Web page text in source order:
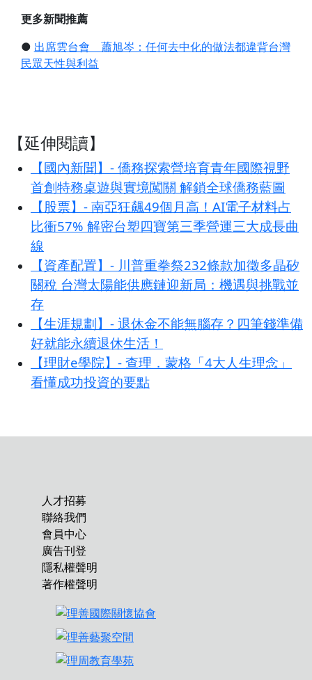
更多新聞推薦
● 出席雲台會 蕭旭岑：任何去中化的做法都違背台灣
民眾天性與利益
【延伸閱讀】
【國內新聞】- 僑務探索營培育青年國際視野
首創特務桌遊與實境闖關 解鎖全球僑務藍圖
【股票】- 南亞狂飆49個月高！AI電子材料占
比衝57% 解密台塑四寶第三季營運三大成長曲
線
【資產配置】- 川普重拳祭232條款加徵多晶矽
關稅 台灣太陽能供應鏈迎新局：機遇與挑戰並
存
【生涯規劃】- 退休金不能無腦存？四筆錢準備
好就能永續退休生活！
【理財e學院】- 查理．蒙格「4大人生理念」
看懂成功投資的要點
人才招募
聯絡我們
會員中心
廣告刊登
隱私權聲明
著作權聲明